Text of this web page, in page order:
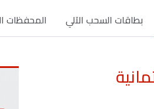
بطاقات السحب الآلي المحفظات